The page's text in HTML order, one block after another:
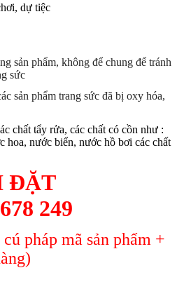
dự tiệc
sản phẩm, không để chung để tránh
sức
sản phẩm trang sức đã bị oxy hóa,
chất tẩy rửa, các chất có cồn như :
hoa, nước biển, nước hồ bơi các chất
ĐẶT
249
pháp mã sản phẩm +